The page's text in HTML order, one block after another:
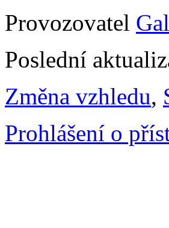
Provozovatel
Poslední
Změna vzhledu,
Prohlášení o